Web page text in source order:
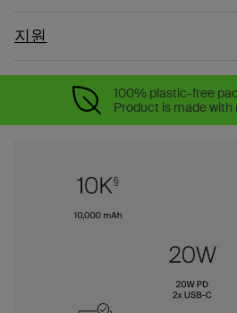
지원
100% plastic-free
Product is made